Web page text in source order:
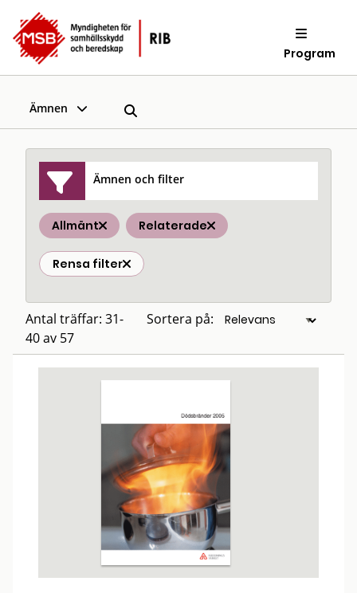
Program
Ämnen
Ämnen och filter
Allmänt Relaterade
Rensa filter
Antal träffar: 31-
40 av 57
Sortera på: